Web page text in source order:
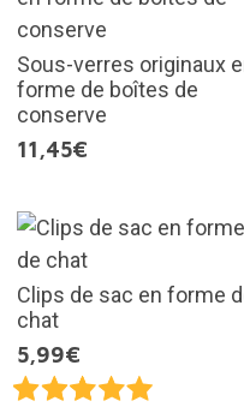
Sous-verres originaux
forme de boîtes de
conserve
11,45€
Clips de sac en forme
chat
5,99€